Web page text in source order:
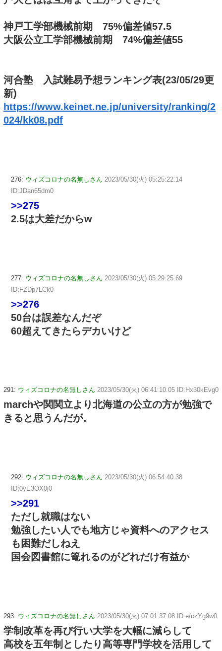
神戸工学部機械前期 75%偏差値57.5
大阪公立工学部機械前期 74%偏差値55
河合塾 入試難易予想ランキング表(23/05/29更
新)
https://www.keinet.ne.jp/university/ranking/2
024/kk08.pdf
276: ウィズコロナの名無しさん 2023/05/30(火) 05:25:22.14
ID:JDan65dm0
>>275
2.5は大差だからw
277: ウィズコロナの名無しさん 2023/05/30(火) 05:29:25.69
ID:FZDp7LCk0
>>276
50台は誤差なんだぞ
60超えてきたらデカいけど
291: ウィズコロナの名無しさん 2023/05/30(火) 06:41:10.05 ID:Hx30kEvg0
marchや関関立より北海道の公立の方が勉強で
きると思うんだが。
292: ウィズコロナの名無しさん 2023/05/30(火) 06:54:40.38
ID:0yE3OX0j0
>>291
ただし就職はない
勉強したい人でも地方じゃ資料へのアクセス
も困難だしねえ
国会図書館に篭れるのがどれだけ有益か
293: ウィズコロナの名無しさん 2023/05/30(火) 07:01:37.08 ID:e/czYg9w0
学制改革を再び行い大学を大幅に減らして
高校を五年制としたり高等専門学校を活用して